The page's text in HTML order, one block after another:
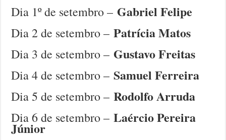
Dia 1º de setembro – Gabriel Felipe
Dia 2 de setembro –Patrícia Matos
Dia 3 de setembro – Gustavo Freitas
Dia 4 de setembro –Samuel Ferreira
Dia 5 de setembro – Rodolfo Arruda
Dia 6 de setembro –Laércio Pereira
Júnior